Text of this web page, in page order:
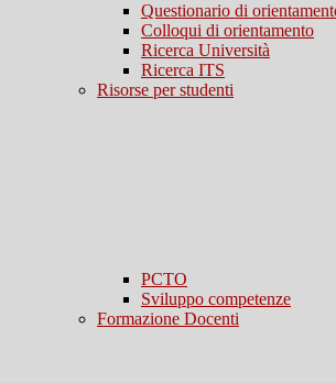
Questionario di
Colloqui di orientamento
Ricerca Università
Ricerca ITS
Risorse per studenti
PCTO
Sviluppo competenze
Formazione Docenti